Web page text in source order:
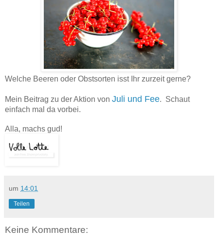
Welche Beeren oder Obstsorten isst Ihr zurzeit gerne?
Mein Beitrag zu der Aktion von Juli und Fee. Schaut
einfach mal da vorbei.
Alla, machs gud!
um 14:01
Teilen
Keine Kommentare: